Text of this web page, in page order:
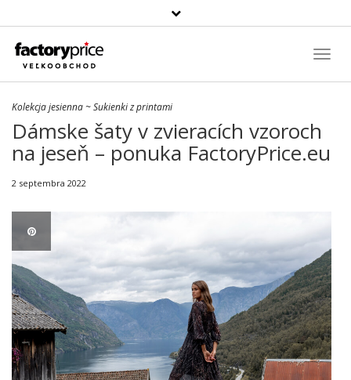
Szukaj
produktu
Kolekcja jesienna~Sukienki z printami
Dámske šaty v zvieracích vzoroch
na jeseň – ponuka FactoryPrice.eu
2 septembra 2022